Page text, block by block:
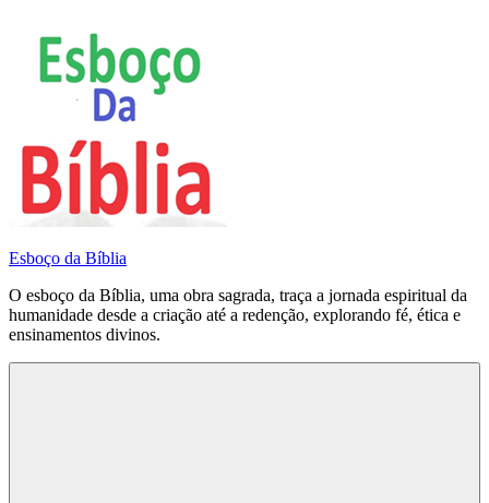
conteúdo
Esboço da Bíblia
O esboço da Bíblia, uma obra sagrada, traça a jornada espiritual da
humanidade desde a criação até a redenção, explorando fé, ética e
ensinamentos divinos.